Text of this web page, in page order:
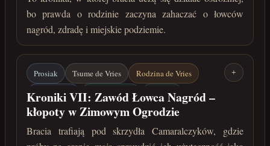
bo prawda o rodzinie zaczyna zahaczać o łowców
nagród, zdradę i miejskie podziemie.
Prosiak Tsume de Vries
Rodzina de Vries
Mar-Margot
Camaralczycy
Bakarak
Łowcy nagród
kwiecień 222 roku po Zaćmieniu
+
Kroniki VII: Zawód Łowca Nagród –
kłopoty w Zimowym Ogrodzie
Bracia trafiają pod skrzydła Camaralczyków, gdzie